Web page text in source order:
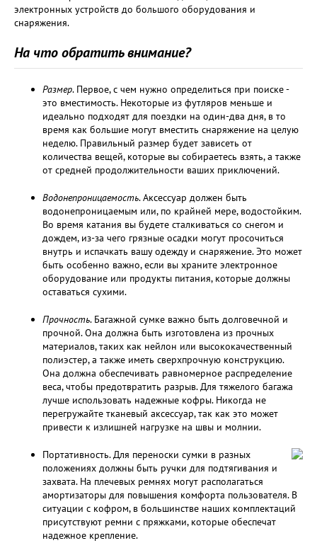
электронных устройств до большого оборудования и
снаряжения.
На что обратить внимание?
Размер. Первое, с чем нужно определиться при поиске -
это вместимость. Некоторые из футляров меньше и
идеально подходят для поездки на один-два дня, в то
время как большие могут вместить снаряжение на целую
неделю. Правильный размер будет зависеть от
количества вещей, которые вы собираетесь взять, а также
от средней продолжительности ваших приключений.
Водонепроницаемость. Аксессуар должен быть
водонепроницаемым или, по крайней мере, водостойким.
Во время катания вы будете сталкиваться со снегом и
дождем, из-за чего грязные осадки могут просочиться
внутрь и испачкать вашу одежду и снаряжение. Это может
быть особенно важно, если вы храните электронное
оборудование или продукты питания, которые должны
оставаться сухими.
Прочность. Багажной сумке важно быть долговечной и
прочной. Она должна быть изготовлена из прочных
материалов, таких как нейлон или высококачественный
полиэстер, а также иметь сверхпрочную конструкцию.
Она должна обеспечивать равномерное распределение
веса, чтобы предотвратить разрыв. Для тяжелого багажа
лучше использовать надежные кофры. Никогда не
перегружайте тканевый аксессуар, так как это может
привести к излишней нагрузке на швы и молнии.
Портативность. Для переноски сумки в разных
положениях должны быть ручки для подтягивания и
захвата. На плечевых ремнях могут располагаться
амортизаторы для повышения комфорта пользователя. В
ситуации с кофром, в большинстве наших комплектаций
присутствуют ремни с пряжками, которые обеспечат
надежное крепление.